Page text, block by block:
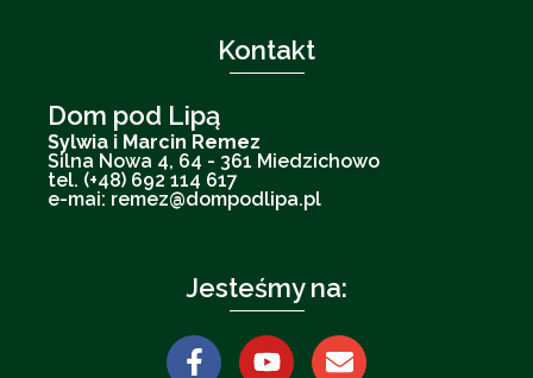
Kontakt
Dom pod Lipą
Sylwia i Marcin Remez
Silna Nowa 4, 64 - 361 Miedzichowo
tel. (+48) 692 114 617
e-mai: remez@dompodlipa.pl
Jesteśmy na: